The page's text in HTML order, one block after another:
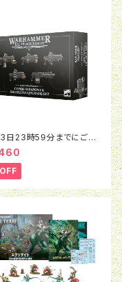
3日23時59分までにご予
OFF】ホルスヘレシー：
ネス・アスタルテス：コン
ポン＆ショットガン アップ
ド